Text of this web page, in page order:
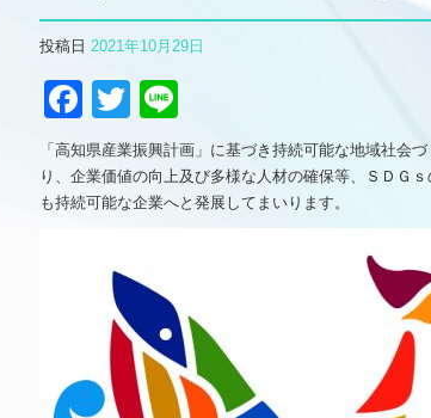
投稿日 2021年10月29日
Facebook
Twitter
「高知県産業振興計画」に基づき持続可能な地域社会
り、企業価値の向上及び多様な人材の確保等、ＳＤＧ
も持続可能な企業へと発展してまいります。